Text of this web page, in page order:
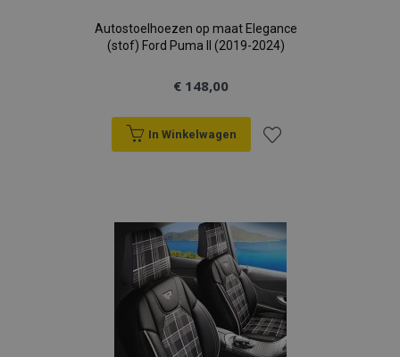
Autostoelhoezen op maat Elegance
(stof) Ford Puma II (2019-2024)
€ 148,00
In Winkelwagen
aan
verlanglijst